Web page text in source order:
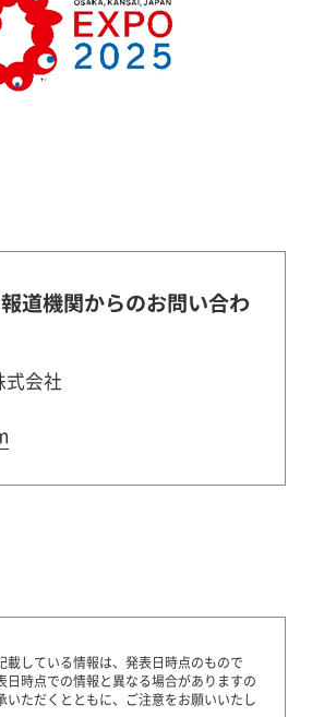
道機関からのお問い合わ
式会社
載している情報は、発表日時点のもので
日時点での情報と異なる場合がありますの
いただくとともに、ご注意をお願いいたし